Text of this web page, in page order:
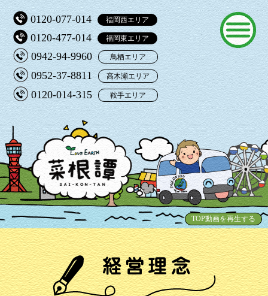
0120-077-014 福岡西エリア
0120-477-014 福岡東エリア
0942-94-9960 鳥栖エリア
0952-37-8811 高木瀬エリア
0120-014-315 鞍手エリア
TOP動画を再生する